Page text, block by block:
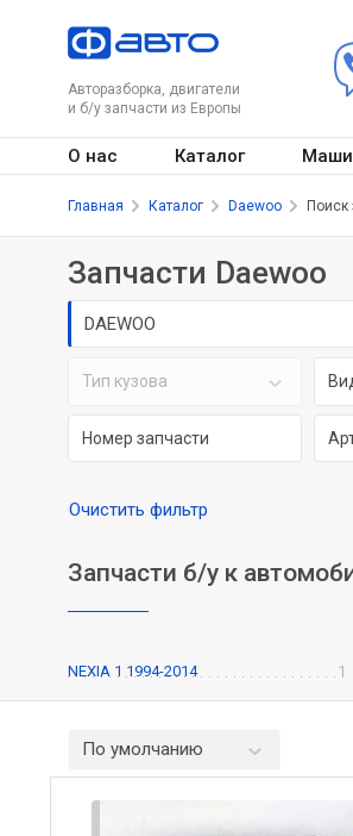
Авторазборка, двигатели
и б/у запчасти из Европы
О нас Каталог
Главная Каталог Daewoo Поиск
Запчасти Daewoo
DAEWOO
Тип кузова
Очистить фильтр
Запчасти б/у к
NEXIA 1 1994-2014 1
По умолчанию